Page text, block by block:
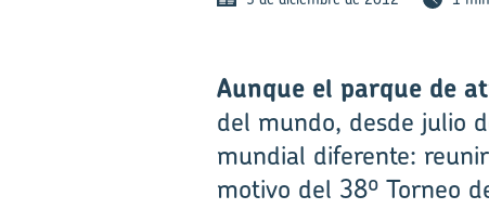
Aunque el parque de
del mundo, desde julio
mundial diferente:
motivo del 38º Torneo